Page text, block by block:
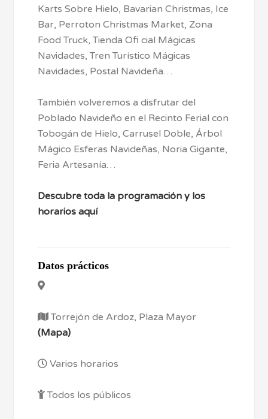
Karts Sobre Hielo, Bavarian Christmas, Ice
Bar, Perroton Christmas Market, Zona
Food Truck, Tienda Ofi cial Mágicas
Navidades, Tren Turístico Mágicas
Navidades, Postal Navideña…
También volveremos a disfrutar del
Poblado Navideño en el Recinto Ferial con
Tobogán de Hielo, Carrusel Doble, Árbol
Mágico Esferas Navideñas, Noria Gigante,
Feria Artesanía…
Descubre toda la programación y los
horarios aquí
Datos prácticos
Torrejón de Ardoz, Plaza Mayor
(Mapa)
Varios horarios
Todos los públicos